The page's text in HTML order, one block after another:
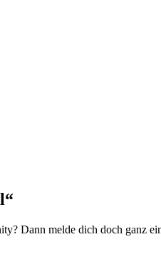
Dann melde dich doch ganz